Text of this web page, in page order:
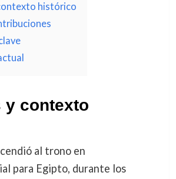
histórico
y contexto
al trono en
para Egipto, durante los